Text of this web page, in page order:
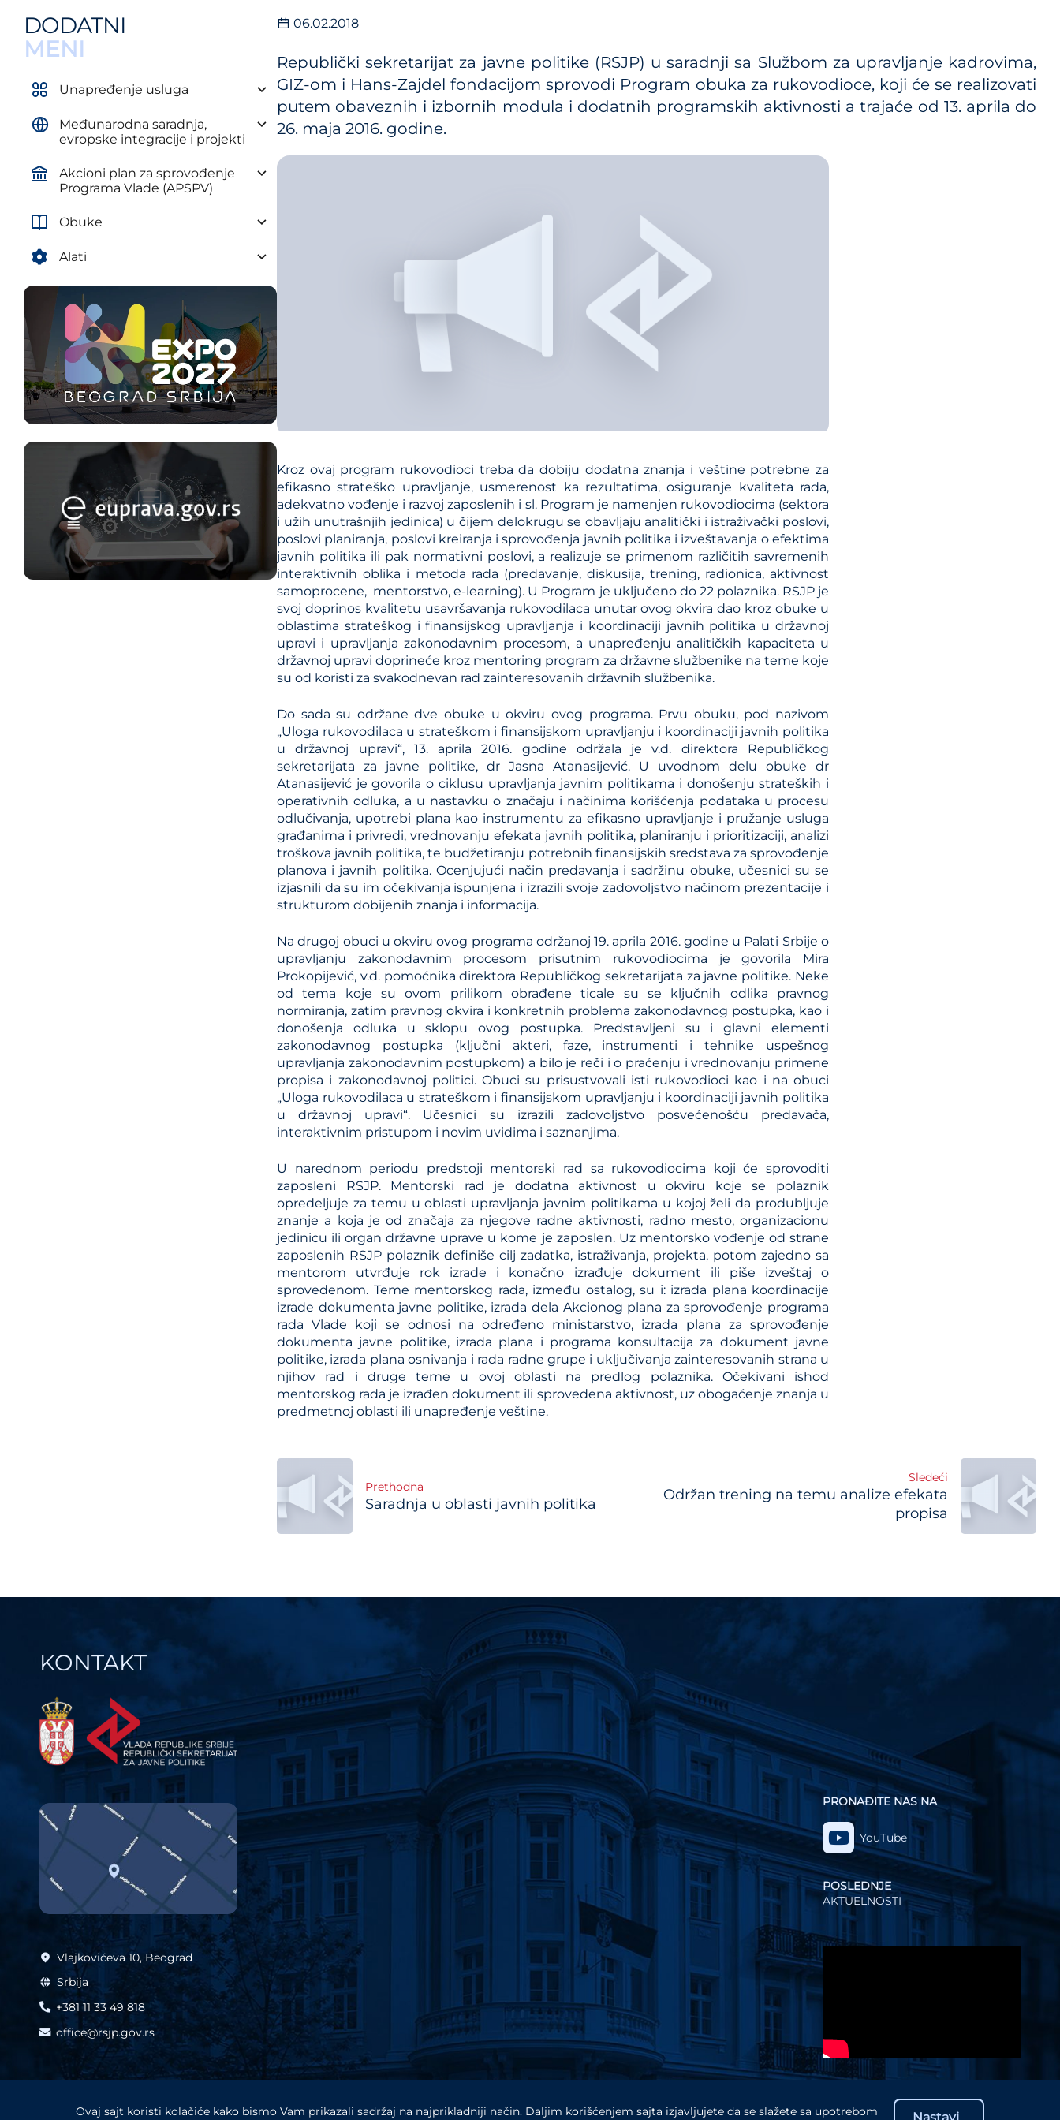
plana razvoja autonomne
pokrajine i jedinice lokalne
samouprave
Uredba o metodologiji za izradu
srednjoročnih planova
Priručnici i smernice
Analize iz oblasti planskog
06.02.2018
Republički sekretarijat za javne politike (RSJP) u saradnji sa Službom za upravljanje kadrovima,
GIZ-om i Hans-Zajdel fondacijom sprovodi Program obuka za rukovodioce, koji će se realizovati
putem obaveznih i izbornih modula i dodatnih programskih aktivnosti a trajaće od 13. aprila do
26. maja 2016. godine.
Kroz ovaj program rukovodioci treba da dobiju dodatna znanja i veštine potrebne za
efikasno strateško upravljanje, usmerenost ka rezultatima, osiguranje kvaliteta rada,
adekvatno vođenje i razvoj zaposlenih i sl. Program je namenjen rukovodiocima (sektora
i užih unutrašnjih jedinica) u čijem delokrugu se obavljaju analitički i istraživački poslovi,
poslovi planiranja, poslovi kreiranja i sprovođenja javnih politika i izveštavanja o efektima
javnih politika ili pak normativni poslovi, a realizuje se primenom različitih savremenih
interaktivnih oblika i metoda rada (predavanje, diskusija, trening, radionica, aktivnost
samoprocene, mentorstvo, e-learning). U Program je uključeno do 22 polaznika. RSJP je
svoj doprinos kvalitetu usavršavanja rukovodilaca unutar ovog okvira dao kroz obuke u
oblastima strateškog i finansijskog upravljanja i koordinaciji javnih politika u državnoj
upravi i upravljanja zakonodavnim procesom, a unapređenju analitičkih kapaciteta u
državnoj upravi doprineće kroz mentoring program za državne službenike na teme koje
su od koristi za svakodnevan rad zainteresovanih državnih službenika.
Do sada su održane dve obuke u okviru ovog programa. Prvu obuku, pod nazivom
„Uloga rukovodilaca u strateškom i finansijskom upravljanju i koordinaciji javnih politika
u državnoj upravi“, 13. aprila 2016. godine održala je v.d. direktora Republičkog
sekretarijata za javne politike, dr Jasna Atanasijević. U uvodnom delu obuke dr
Atanasijević je govorila o ciklusu upravljanja javnim politikama i donošenju strateških i
operativnih odluka, a u nastavku o značaju i načinima korišćenja podataka u procesu
odlučivanja, upotrebi plana kao instrumentu za efikasno upravljanje i pružanje usluga
građanima i privredi, vrednovanju efekata javnih politika, planiranju i prioritizaciji, analizi
troškova javnih politika, te budžetiranju potrebnih finansijskih sredstava za sprovođenje
planova i javnih politika. Ocenjujući način predavanja i sadržinu obuke, učesnici su se
izjasnili da su im očekivanja ispunjena i izrazili svoje zadovoljstvo načinom prezentacije i
strukturom dobijenih znanja i informacija.
Na drugoj obuci u okviru ovog programa održanoj 19. aprila 2016. godine u Palati Srbije o
upravljanju zakonodavnim procesom prisutnim rukovodiocima je govorila Mira
Prokopijević, v.d. pomoćnika direktora Republičkog sekretarijata za javne politike. Neke
od tema koje su ovom prilikom obrađene ticale su se ključnih odlika pravnog
normiranja, zatim pravnog okvira i konkretnih problema zakonodavnog postupka, kao i
donošenja odluka u sklopu ovog postupka. Predstavljeni su i glavni elementi
zakonodavnog postupka (ključni akteri, faze, instrumenti i tehnike uspešnog
upravljanja zakonodavnim postupkom) a bilo je reči i o praćenju i vrednovanju primene
propisa i zakonodavnoj politici. Obuci su prisustvovali isti rukovodioci kao i na obuci
„Uloga rukovodilaca u strateškom i finansijskom upravljanju i koordinaciji javnih politika
u državnoj upravi“. Učesnici su izrazili zadovoljstvo posvećenošću predavača,
interaktivnim pristupom i novim uvidima i saznanjima.
U narednom periodu predstoji mentorski rad sa rukovodiocima koji će sprovoditi
zaposleni RSJP. Mentorski rad je dodatna aktivnost u okviru koje se polaznik
opredeljuje za temu u oblasti upravljanja javnim politikama u kojoj želi da produbljuje
znanje a koja je od značaja za njegove radne aktivnosti, radno mesto, organizacionu
jedinicu ili organ državne uprave u kome je zaposlen. Uz mentorsko vođenje od strane
zaposlenih RSJP polaznik definiše cilj zadatka, istraživanja, projekta, potom zajedno sa
mentorom utvrđuje rok izrade i konačno izrađuje dokument ili piše izveštaj o
sprovedenom. Teme mentorskog rada, između ostalog, su i: izrada plana koordinacije
izrade dokumenta javne politike, izrada dela Akcionog plana za sprovođenje programa
rada Vlade koji se odnosi na određeno ministarstvo, izrada plana za sprovođenje
dokumenta javne politike, izrada plana i programa konsultacija za dokument javne
politike, izrada plana osnivanja i rada radne grupe i uključivanja zainteresovanih strana u
njihov rad i druge teme u ovoj oblasti na predlog polaznika. Očekivani ishod
mentorskog rada je izrađen dokument ili sprovedena aktivnost, uz obogaćenje znanja u
predmetnoj oblasti ili unapređenje veštine.
Post
navigation
Prethodna
Saradnja u oblasti javnih politika
Sledeći
Održan trening na temu analize efekata
propisa
DODATNI
MENI
Unapređenje usluga
Međunarodna saradnja,
evropske integracije i projekti
Akcioni plan za sprovođenje
Programa Vlade (APSPV)
Obuke
Alati
KONTAKT
Vlajkovićeva 10, Beograd
Srbija
+381 11 33 49 818
office@rsjp.gov.rs
PRONAĐITE NAS NA
YouTube
POSLEDNJE
AKTUELNOSTI
Player
Ovaj sajt koristi kolačiće kako bismo Vam prikazali sadržaj na najprikladniji način. Daljim korišćenjem sajta izjavljujete da se slažete sa upotrebom